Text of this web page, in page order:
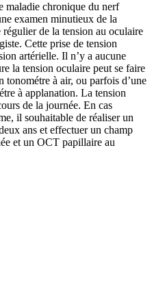
maladie chronique du nerf
examen minutieux de la
de la tension au oculaire
Cette prise de tension
artérielle. Il n’y a aucune
la tension oculaire peut se faire
tonométre à air, ou parfois d’une
à applanation. La tension
de la journée. En cas
il souhaitable de réaliser un
ans et effectuer un champ
et un OCT papillaire au